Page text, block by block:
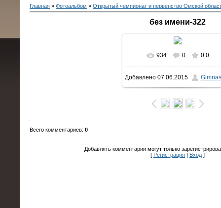
Главная » Фотоальбом » Открытый чемпионат и первенство Омской
без имени-322
В реальном размере
1066x1600/ 146.6Kb
934 0 0.0
Добавлено07.06.2015
Всего комментариев: 0
Добавлять комментарии могут только
[ Регистрация Вход]